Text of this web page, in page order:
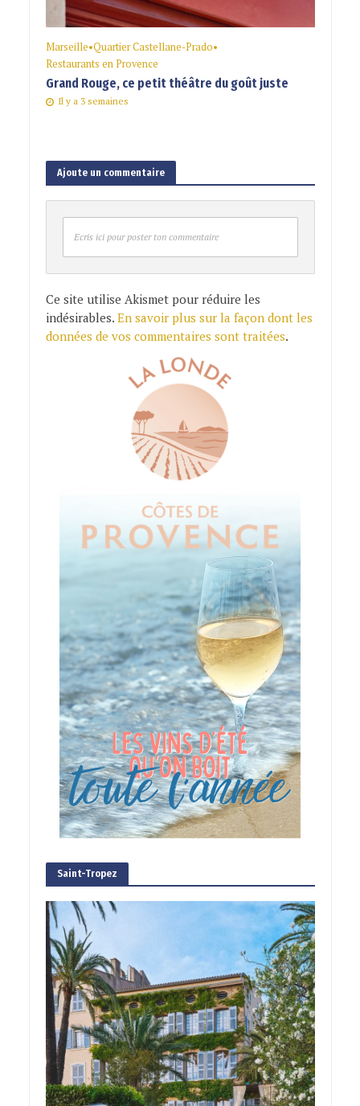
Marseille•Quartier Castellane-Prado•
Restaurants en Provence
Grand Rouge, ce petit théâtre du goût juste
Il y a 3 semaines
Ajoute un commentaire
Ecris ici pour poster ton commentaire
Ce site utilise Akismet pour réduire les
indésirables. En savoir plus sur la façon dont les
données de vos commentaires sont traitées.
Saint-Tropez